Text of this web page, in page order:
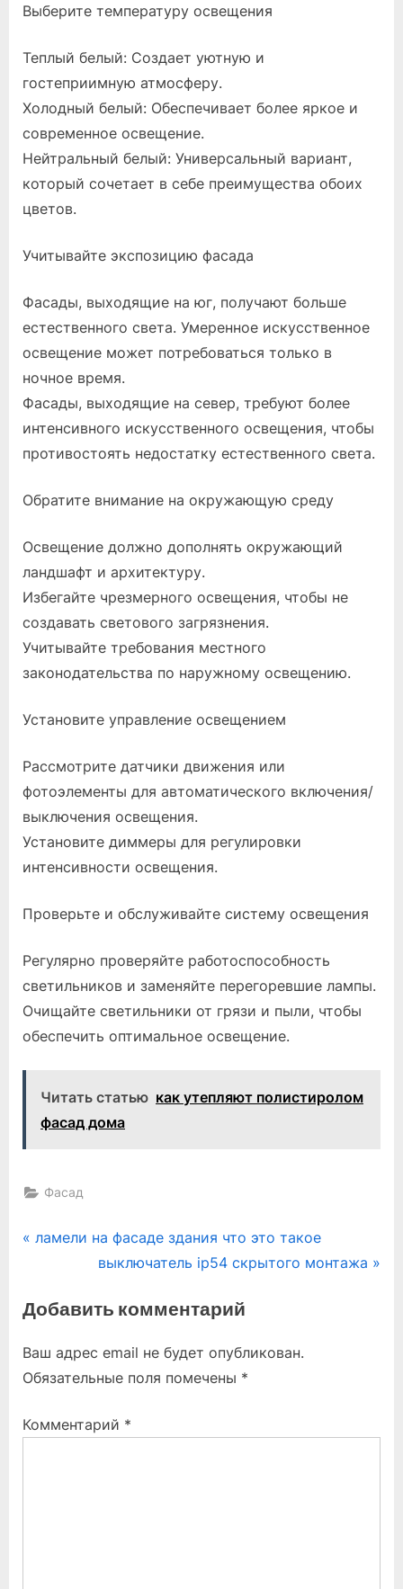
Выберите температуру освещения
Теплый белый: Создает уютную и
гостеприимную атмосферу.
Холодный белый: Обеспечивает более яркое и
современное освещение.
Нейтральный белый: Универсальный вариант,
который сочетает в себе преимущества обоих
цветов.
Учитывайте экспозицию фасада
Фасады, выходящие на юг, получают больше
естественного света. Умеренное искусственное
освещение может потребоваться только в
ночное время.
Фасады, выходящие на север, требуют более
интенсивного искусственного освещения, чтобы
противостоять недостатку естественного света.
Обратите внимание на окружающую среду
Освещение должно дополнять окружающий
ландшафт и архитектуру.
Избегайте чрезмерного освещения, чтобы не
создавать светового загрязнения.
Учитывайте требования местного
законодательства по наружному освещению.
Установите управление освещением
Рассмотрите датчики движения или
фотоэлементы для автоматического включения/
выключения освещения.
Установите диммеры для регулировки
интенсивности освещения.
Проверьте и обслуживайте систему освещения
Регулярно проверяйте работоспособность
светильников и заменяйте перегоревшие лампы.
Очищайте светильники от грязи и пыли, чтобы
обеспечить оптимальное освещение.
Читать статью как утепляют полистиролом
фасад дома
Фасад
Навигация
записям
P
v
o
u
P
ламели на фасаде здания что это такое
N
x
P
o
t
выключатель ip54 скрытого монтажа
Добавить комментарий
Ваш адрес email не будет опубликован.
Обязательные поля помечены *
Комментарий *